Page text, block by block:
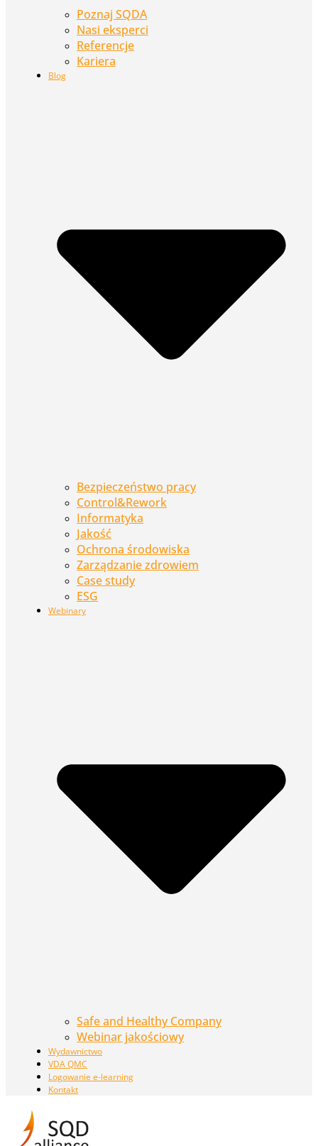
Poznaj SQDA
Nasi eksperci
Referencje
Kariera
Blog
Bezpieczeństwo pracy
Control&Rework
Informatyka
Jakość
Ochrona środowiska
Zarządzanie zdrowiem
Case study
ESG
Webinary
Safe and Healthy Company
Webinar jakościowy
Wydawnictwo
VDA QMC
Logowanie e-learning
Kontakt